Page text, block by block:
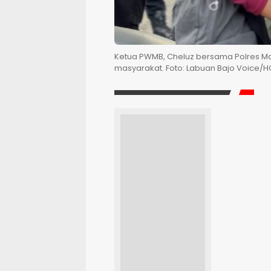
Ketua PWMB, Cheluz bersama Polres
masyarakat. Foto: Labuan Bajo Voice/